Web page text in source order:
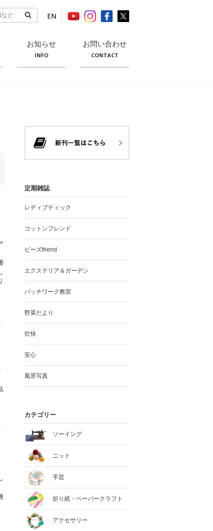
EN
お知らせ
INFO
お問い合わせ
CONTACT
定期雑誌
レディブティック
コットンフレンド
ビーズfriend
エクステリア＆ガーデン
パッチワーク教室
野菜だより
壮快
安心
風景写真
カテゴリー
ソーイング
ニット
手芸
折り紙・ペーパークラフト
アクセサリー